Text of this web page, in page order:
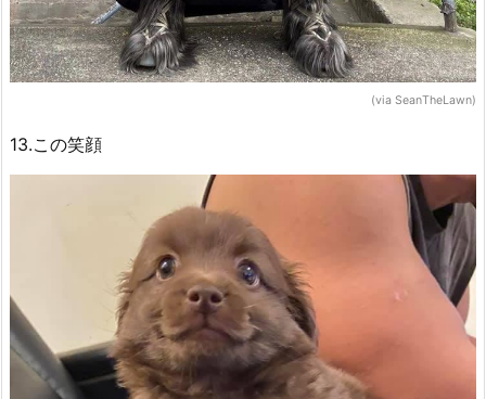
(via SeanTheLawn)
13.この笑顔